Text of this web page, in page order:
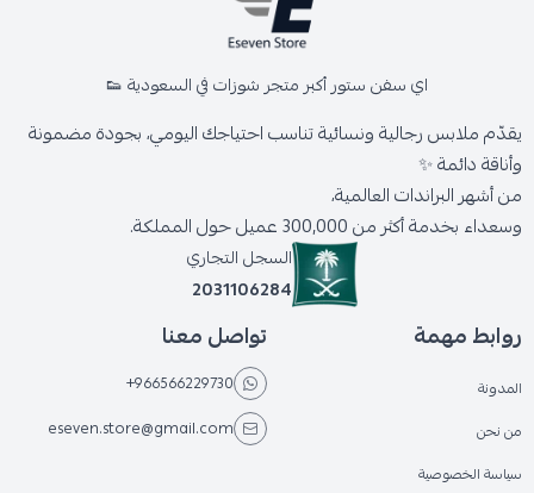
اي سفن ستور أكبر متجر شوزات في السعودية 👟
يقدّم ملابس رجالية ونسائية تناسب احتياجك اليومي، بجودة مضمونة
وأناقة دائمة ✨
من أشهر البراندات العالمية،
وسعداء بخدمة أكثر من 300,000 عميل حول المملكة.
السجل التجاري
2031106284
روابط مهمة
المدونة
من نحن
سياسة الخصوصية
تواصل معنا
+966566229730
eseven.store@gmail.com